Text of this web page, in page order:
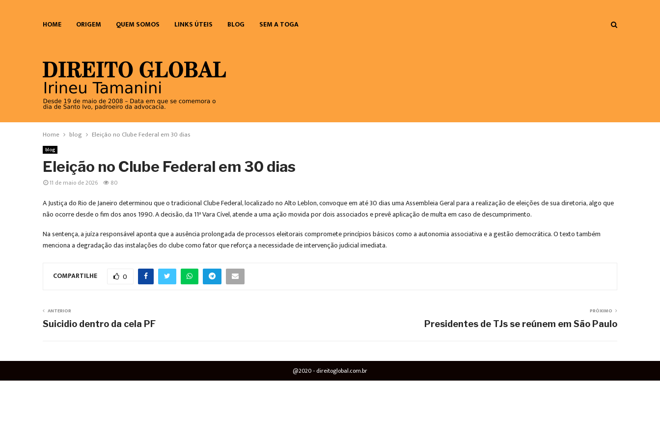
HOME ORIGEM QUEM SOMOS LINKS ÚTEIS BLOG SEM A TOGA
Home blog Eleição no Clube Federal em 30 dias
blog
Eleição no Clube Federal em 30 dias
11 de maio de 2026 80
A Justiça do Rio de Janeiro determinou que o tradicional Clube Federal, localizado no Alto Leblon, convoque em até 30 dias uma Assembleia Geral para a realização de eleições de sua diretoria, algo que
não ocorre desde o fim dos anos 1990. A decisão, da 11ª Vara Cível, atende a uma ação movida por dois associados e prevê aplicação de multa em caso de descumprimento.
Na sentença, a juíza responsável aponta que a ausência prolongada de processos eleitorais compromete princípios básicos como a autonomia associativa e a gestão democrática. O texto também
menciona a degradação das instalações do clube como fator que reforça a necessidade de intervenção judicial imediata.
COMPARTILHE 0
ANTERIOR
Suicidio dentro da cela PF
PRÓXIMO
Presidentes de TJs se reúnem em São Paulo
@2020 - direitoglobal.com.br